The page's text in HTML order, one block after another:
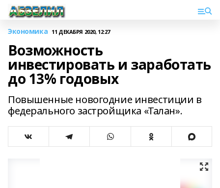
Экономика 11 ДЕКАБРЯ 2020, 12:27
Возможность
инвестировать и заработать
до 13% годовых
Повышенные новогодние инвестиции в
федерального застройщика «Талан».